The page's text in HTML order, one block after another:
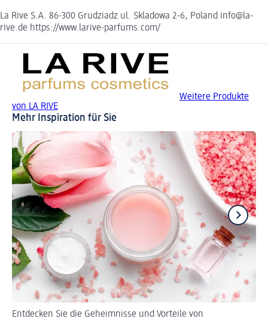
La Rive S.A. 86-300 Grudziadz ul. Skladowa 2-6, Poland info@la-
rive.de https://www.larive-parfums.com/
Weitere Produkte
von LA RIVE
Mehr Inspiration für Sie
Entdecken Sie die Geheimnisse und Vorteile von